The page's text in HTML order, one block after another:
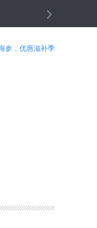
察身亡
参，优惠滋补季